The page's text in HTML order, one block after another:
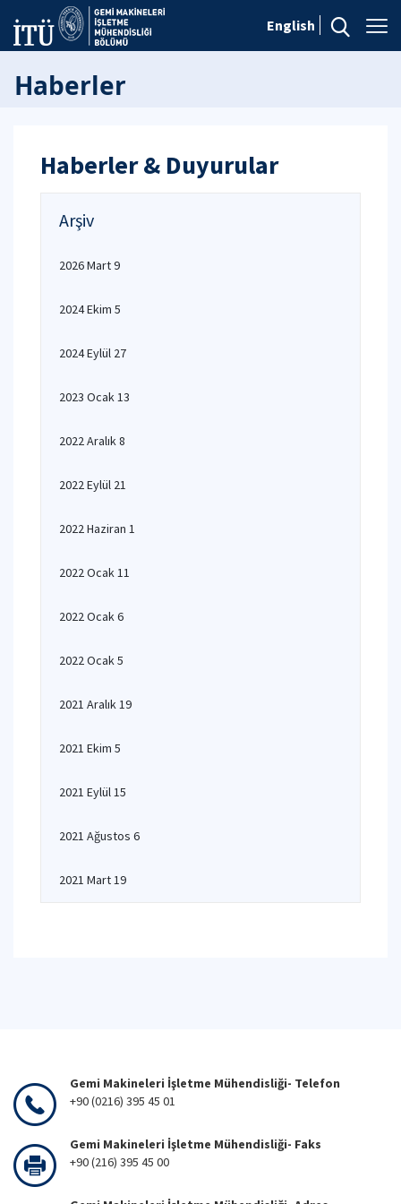
English
Haberler
Haberler & Duyurular
Arşiv
2026 Mart 9
2024 Ekim 5
2024 Eylül 27
2023 Ocak 13
2022 Aralık 8
2022 Eylül 21
2022 Haziran 1
2022 Ocak 11
2022 Ocak 6
2022 Ocak 5
2021 Aralık 19
2021 Ekim 5
2021 Eylül 15
2021 Ağustos 6
2021 Mart 19
Gemi Makineleri İşletme Mühendisliği- Telefon
+90 (0216) 395 45 01
Gemi Makineleri İşletme Mühendisliği- Faks
+90 (216) 395 45 00